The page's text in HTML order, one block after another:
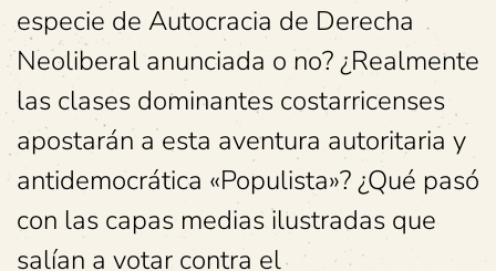
especie de Autocracia de Derecha
Neoliberal anunciada o no? ¿Realmente
las clases dominantes costarricenses
apostarán a esta aventura autoritaria y
antidemocrática «Populista»? ¿Qué pasó
con las capas medias ilustradas que
salían a votar contra el